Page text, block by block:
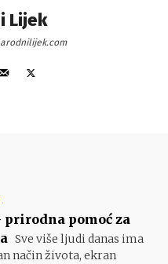
Lijek
prirodna pomoć za
Sve više ljudi danas ima
način života, ekran